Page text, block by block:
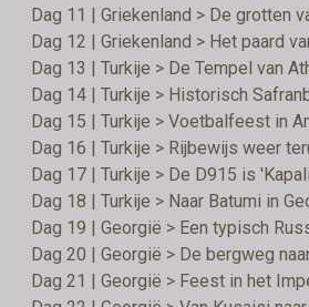
Dag 11 | Griekenland > De grotten
Dag 12 | Griekenland > Het paard
Dag 13 | Turkije > De Tempel van
Dag 14 | Turkije > Historisch
Dag 15 | Turkije > Voetbalfeest in
Dag 16 | Turkije > Rijbewijs weer
Dag 17 | Turkije > De D915 is
Dag 18 | Turkije > Naar Batumi in
Dag 19 | Georgië > Een typisch
Dag 20 | Georgië > De bergweg
Dag 21 | Georgië > Feest in het